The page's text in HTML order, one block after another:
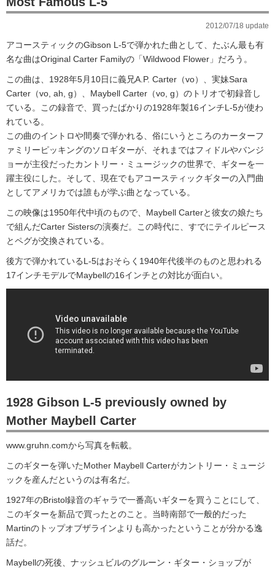
2012/07/18 update
アコースティックのGibson L-5で弾かれた曲として、たぶん最も有
名な曲はOriginal Carter Familyの「Wildwood Flower」だろう。
この曲は、1928年5月10日に義兄A.P. Carter（vo）、実妹Sara
Carter（vo, ah, g）、Maybell Carter（vo, g）のトリオで初録音し
ている。この録音で、買ったばかりの1928年製16インチL-5が使わ
れている。
この曲のイントロや間奏で弾かれる、俗にいうところのカーターフ
ァミリーピッキングのソロギターが、それまではフィドルやバンジ
ョーが主役だったカントリー・ミュージックの世界で、ギターを一
躍主役にした。そして、現在でもアコースティックギターの入門曲
としてアメリカでは誰もが学ぶ曲となっている。
この映像は1950年代中頃のもので、Maybell Carterと彼女の娘たち
で組んだCarter Sistersの演奏だ。この時代に、すでにテイルピース
とペグが交換されている。
後方で弾かれているL-5はおそらく1940年代後半のものと思われる
17インチモデルでMaybellの16インチとの対比が面白い。
1928 Gibson L-5 previously owned by
Mother Maybell Carter
www.gruhn.comから写真を転載。
このギターを弾いたMother Maybell Carterがカントリー・ミュージ
ックを産んだというのは有名だ。
1927年のBristol録音のギャラで一番高いギターを買うことにして、
このギターを新品で買ったとのこと。当時南部で一般的だった
Martinのトップオブザラインよりも高かったということが分かる逸
話だ。
Maybellの死後、ナッシュビルのグルーン・ギター・ショップが